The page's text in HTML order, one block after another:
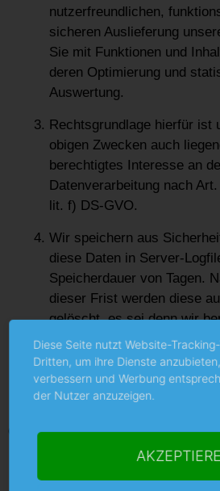
nutzerfreundlichen,
sicheren Auslieferung
Sie mit Funktionen und
deren Optimierung und
Auswertung.
Rechtsgrundlage hierfür ist
obigen Zwecken auch
berechtigtes Interesse an
Datenverarbeitung nach
lit. f) DS-GVO.
Wir speichern aus
diese Daten in Server-
Speicherdauer von Tagen.
dieser Frist werden diese
gelöscht, es sei denn wir
Aufbewahrung zu
Angriffen auf die
anderen
Cookies
Diese Seite nutzt Website-
Dritten, um ihre Dienste
verbessern und Werbung
der Nutzer anzuzeigen.